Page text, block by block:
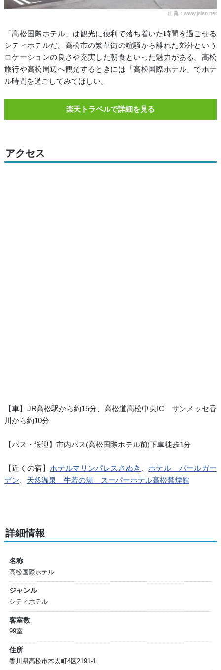
出典：www.jalan.net
「高松国際ホテル」は観光に便利で落ち着いた時間を過ごせる
シティホテルだ。高松市の繁華街の喧騒から離れた郊外という
ロケーションの良さや充実した朝食といった魅力がある。高松
旅行や高松周辺へ観光するときには「高松国際ホテル」でホテ
ル時間を過ごしてみてほしい。
楽天トラベルで詳細を見る
アクセス
【車】JR高松駅から約15分、高松道高松中央IC サンメッセ香
川から約10分
【バス・送迎】市内バス(高松国際ホテル前)下車徒歩1分
【近くの宿】 ホテルマリンパレスさぬき
ホテル パールガー
デン
天然温泉 牛若の湯 スーパーホテル高松禁煙館
詳細情報
名称
高松国際ホテル
ジャンル
シティホテル
客室数
99室
住所
香川県高松市木太町4区2191-1